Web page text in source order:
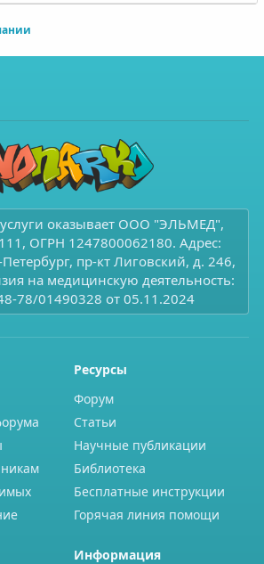
оказывает ООО "ЭЛЬМЕД",
ОГРН 1247800062180. Адрес:
пр-кт Лиговский, д. 246,
на медицинскую деятельность:
78/01490328 от 05.11.2024
Ресурсы
Форум
Статьи
Научные публикации
Библиотека
Бесплатные инструкции
Горячая линия помощи
Информация